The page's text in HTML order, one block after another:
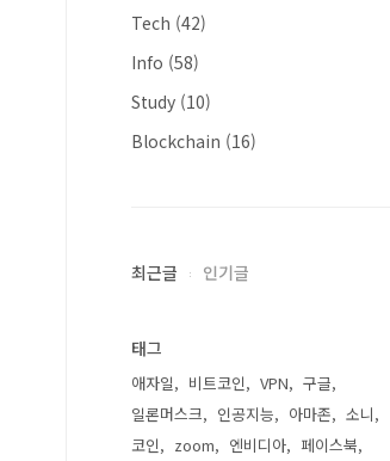
Tech (42)
Info (58)
Study (10)
Blockchain (16)
최근글 인기글
태그
애자일 비트코인 VPN
구글
일론머스크
인공지능 아마존
소니
코인
zoom 엔비디아
페이스북